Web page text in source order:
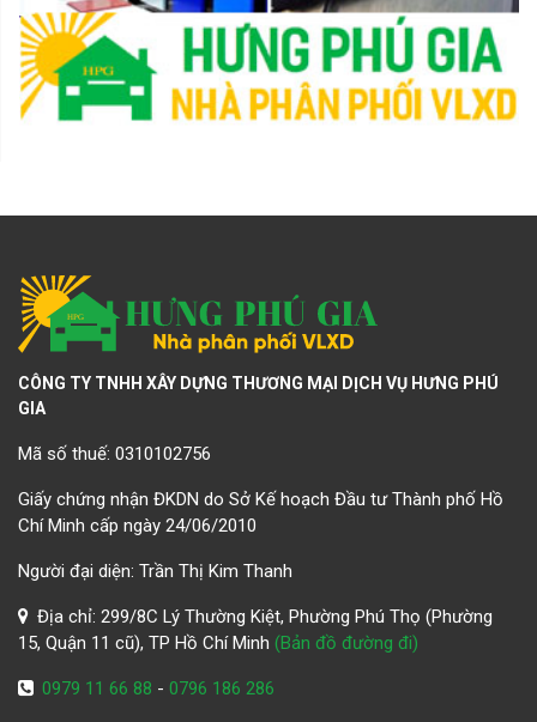
CÔNG TY TNHH XÂY DỰNG THƯƠNG MẠI DỊCH VỤ HƯNG PHÚ
GIA
Mã số thuế: 0310102756
Giấy chứng nhận ĐKDN do Sở Kế hoạch Đầu tư Thành phố Hồ
Chí Minh cấp ngày 24/06/2010
Người đại diện: Trần Thị Kim Thanh
Địa chỉ: 299/8C Lý Thường Kiệt, Phường Phú Thọ (Phường
15, Quận 11 cũ), TP Hồ Chí Minh (Bản đồ đường đi)
0979 11 66 88 - 0796 186 286